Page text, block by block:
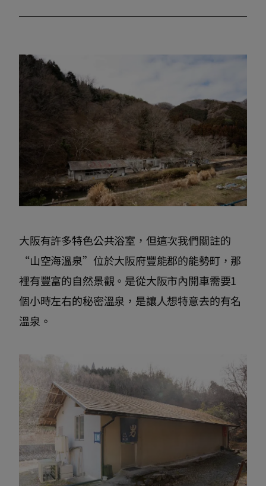
大阪有許多特色公共浴室，但這次我們關註的
“山空海溫泉”位於大阪府豐能郡的能勢町，那
裡有豐富的自然景觀。是從大阪市內開車需要1
個小時左右的秘密溫泉，是讓人想特意去的有名
溫泉。